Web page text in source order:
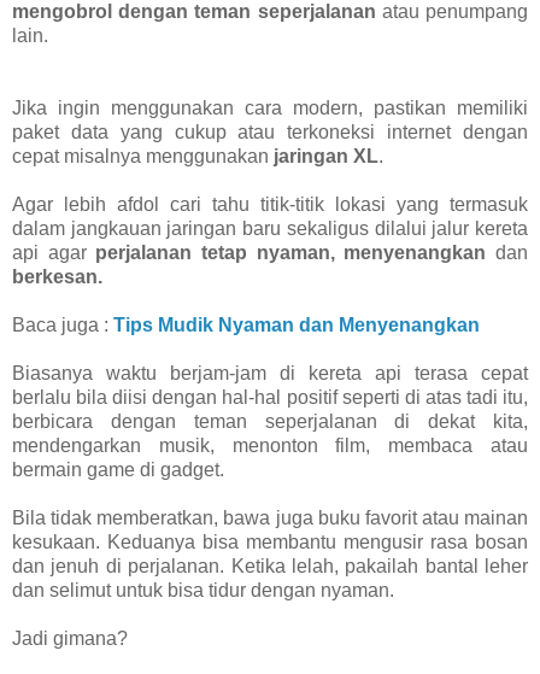
mengobrol dengan teman seperjalanan atau penumpang
lain.
Jika ingin menggunakan cara modern, pastikan memiliki
paket data yang cukup atau terkoneksi internet dengan
cepat misalnya menggunakan jaringan XL.
Agar lebih afdol cari tahu titik-titik lokasi yang termasuk
dalam jangkauan jaringan baru sekaligus dilalui jalur kereta
api agar perjalanan tetap nyaman, menyenangkandan
berkesan.
Baca juga : Tips Mudik Nyaman dan Menyenangkan
Biasanya waktu berjam-jam di kereta api terasa cepat
berlalu bila diisi dengan hal-hal positif seperti di atas tadi itu,
berbicara dengan teman seperjalanan di dekat kita,
mendengarkan musik, menonton film, membaca atau
bermain game di gadget.
Bila tidak memberatkan, bawa juga buku favorit atau mainan
kesukaan. Keduanya bisa membantu mengusir rasa bosan
dan jenuh di perjalanan. Ketika lelah, pakailah bantal leher
dan selimut untuk bisa tidur dengan nyaman.
Jadi gimana?